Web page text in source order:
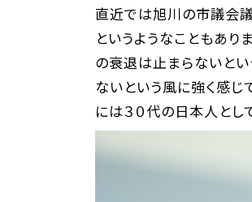
直近では旭川の市議会
というようなこともあり
の衰退は止まらないとい
ないという風に強く感じ
には３０代の日本人とし